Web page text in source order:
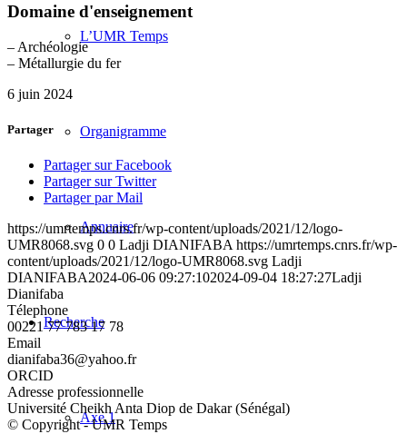
L’UMR Temps
Organigramme
Annuaire
Recherche
Axe 1
Domaine d'enseignement
– Archéologie
– Métallurgie du fer
6 juin 2024
Partager
Partager sur Facebook
Partager sur Twitter
Partager par Mail
https://umrtemps.cnrs.fr/wp-content/uploads/2021/12/logo-
UMR8068.svg 0 0 Ladji DIANIFABA https://umrtemps.cnrs.fr/wp-
content/uploads/2021/12/logo-UMR8068.svg Ladji
DIANIFABA2024-06-06 09:27:102024-09-04 18:27:27Ladji
Dianifaba
Télephone
00221 77 783 17 78
Email
dianifaba36@yahoo.fr
ORCID
Adresse professionnelle
Université Cheikh Anta Diop de Dakar (Sénégal)
© Copyright - UMR Temps